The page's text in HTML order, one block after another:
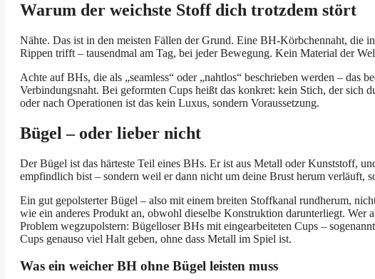
Warum der weichste Stoff dich trotzdem stört
Nähte. Das ist in den meisten Fällen der Grund. Eine BH-Körbchennaht, die
Rippen trifft – tausendmal am Tag, bei jeder Bewegung. Kein Material der
Achte auf BHs, die als „seamless“ oder „nahtlos“ beschrieben werden – das
Verbindungsnaht. Bei geformten Cups heißt das konkret: kein Stich, der sich
oder nach Operationen ist das kein Luxus, sondern Voraussetzung.
Bügel – oder lieber nicht
Der Bügel ist das härteste Teil eines BHs. Er ist aus Metall oder Kunststoff,
empfindlich bist – sondern weil er dann nicht um deine Brust herum verläuft,
Ein gut gepolsterter Bügel – also mit einem breiten Stoffkanal rundherum,
wie ein anderes Produkt an, obwohl dieselbe Konstruktion darunterliegt.
Problem wegzupolstern: Bügelloser BHs mit eingearbeiteten Cups –
Cups genauso viel Halt geben, ohne dass Metall im Spiel ist.
Was ein weicher BH ohne Bügel leisten muss